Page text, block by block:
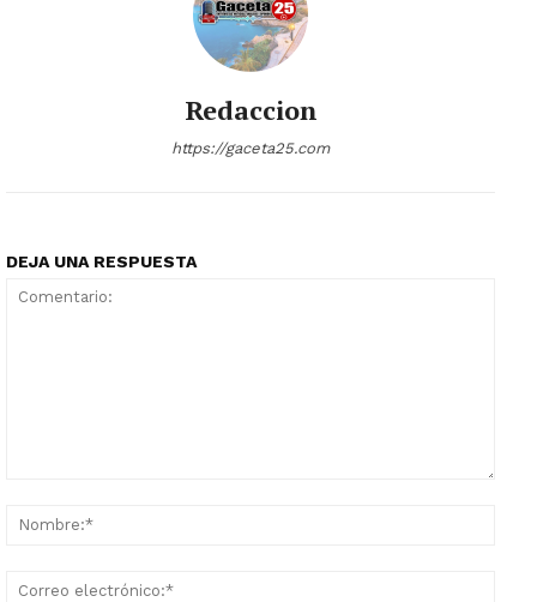
Redaccion
https://gaceta25.com
DEJA UNA RESPUESTA